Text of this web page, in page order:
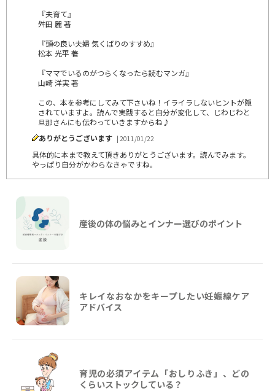
『夫育て』
舛田 麗 著
『頭の良い夫婦 気くばりのすすめ』
松本 光平 著
『ママでいるのがつらくなったら読むマンガ』
山崎 洋実 著
この、本を参考にしてみて下さいね！イライラしないヒントが隠
されていますよ。読んで実践すると自分が変化して、じわじわと
旦那さんにも伝わっていきますからね♪
ありがとうございます | 2011/01/22
具体的に本まで教えて頂きありがとうございます。読んでみます。
やっぱり自分がかわらなきゃですね。
産後の体の悩みとインナー選びのポイント
キレイなおなかをキープしたい妊娠線ケア
アドバイス
育児の必須アイテム「おしりふき」、どの
くらいストックしている？